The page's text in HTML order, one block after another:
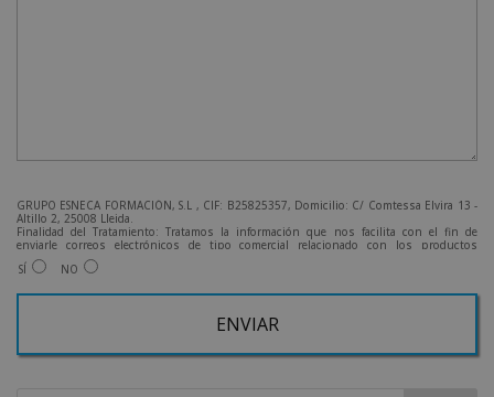
GRUPO ESNECA FORMACIÓN, S.L , CIF: B25825357, Domicilio: C/ Comtessa Elvira 13 -
Altillo 2, 25008 Lleida.
Finalidad del Tratamiento: Tratamos la información que nos facilita con el fin de
enviarle correos electrónicos de tipo comercial relacionado con los productos
ofrecidos y otros tipo de productos que fueran de su interés.
Legitimación del tratamiento: Consentimiento del interesado.
a la dirección admin@grupoesneca.com.
Desea recibir información comercial (vía telefónica y/o email):
SÍ NO